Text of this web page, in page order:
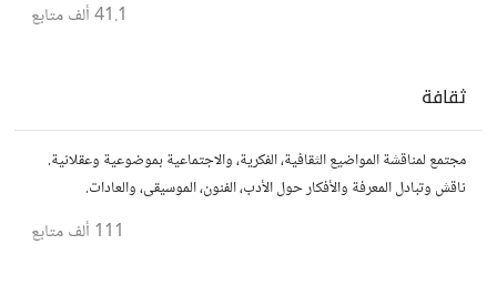
41.1 ألف متابع
ثقافة
مجتمع لمناقشة المواضيع الثقافية، الفكرية، والاجتماعية بموضوعية وعقلانية.
ناقش وتبادل المعرفة والأفكار حول الأدب، الفنون، الموسيقى، والعادات.
111 ألف متابع